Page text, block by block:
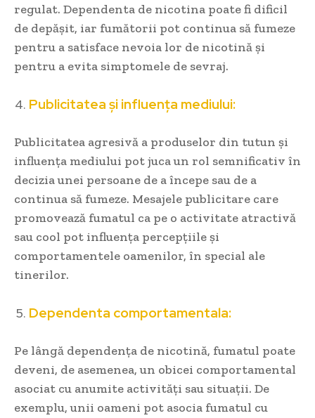
regulat. Dependenta de nicotina poate fi dificil
de depășit, iar fumătorii pot continua să fumeze
pentru a satisface nevoia lor de nicotină și
pentru a evita simptomele de sevraj.
Publicitatea și influența mediului:
Publicitatea agresivă a produselor din tutun și
influența mediului pot juca un rol semnificativ în
decizia unei persoane de a începe sau de a
continua să fumeze. Mesajele publicitare care
promovează fumatul ca pe o activitate atractivă
sau cool pot influența percepțiile și
comportamentele oamenilor, în special ale
tinerilor.
Dependenta comportamentala:
Pe lângă dependența de nicotină, fumatul poate
deveni, de asemenea, un obicei comportamental
asociat cu anumite activități sau situații. De
exemplu, unii oameni pot asocia fumatul cu